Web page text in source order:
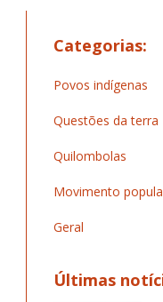
Categorias:
Povos indígenas
Questões da terra
Quilombolas
Movimento
Geral
Últimas